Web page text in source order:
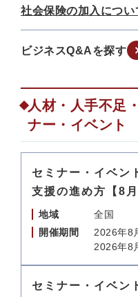
社会保険の加入につい
ビジネスQ&Aを探す
人材・人手不足
ナー・イベント
セミナー・イベン
支援の進め方【8月
地域
全国
開催期間
2026年8
2026年8
セミナー・イベン